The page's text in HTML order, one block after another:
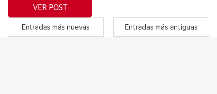
VER POST
Entradas más nuevas Entradas más antiguas